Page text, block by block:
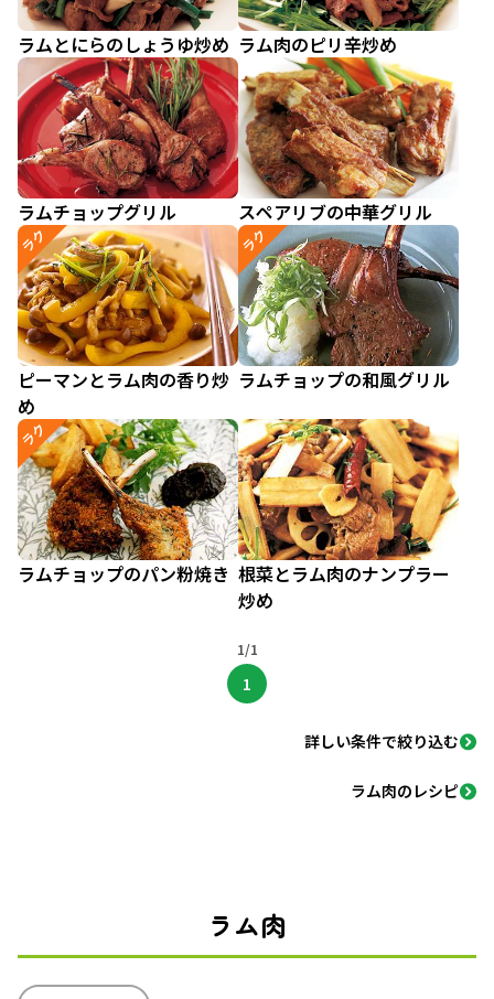
ラムとにらのしょうゆ炒め ラム肉のピリ辛炒め
ラムチョップグリル スペアリブの中華グリル
ラク
ピーマンとラム肉の香り炒
め
ラク
ラムチョップの和風グリル
ラク
ラムチョップのパン粉焼き 根菜とラム肉のナンプラー
炒め
1/1
1
詳しい条件で絞り込む
ラム肉のレシピ
ラム肉